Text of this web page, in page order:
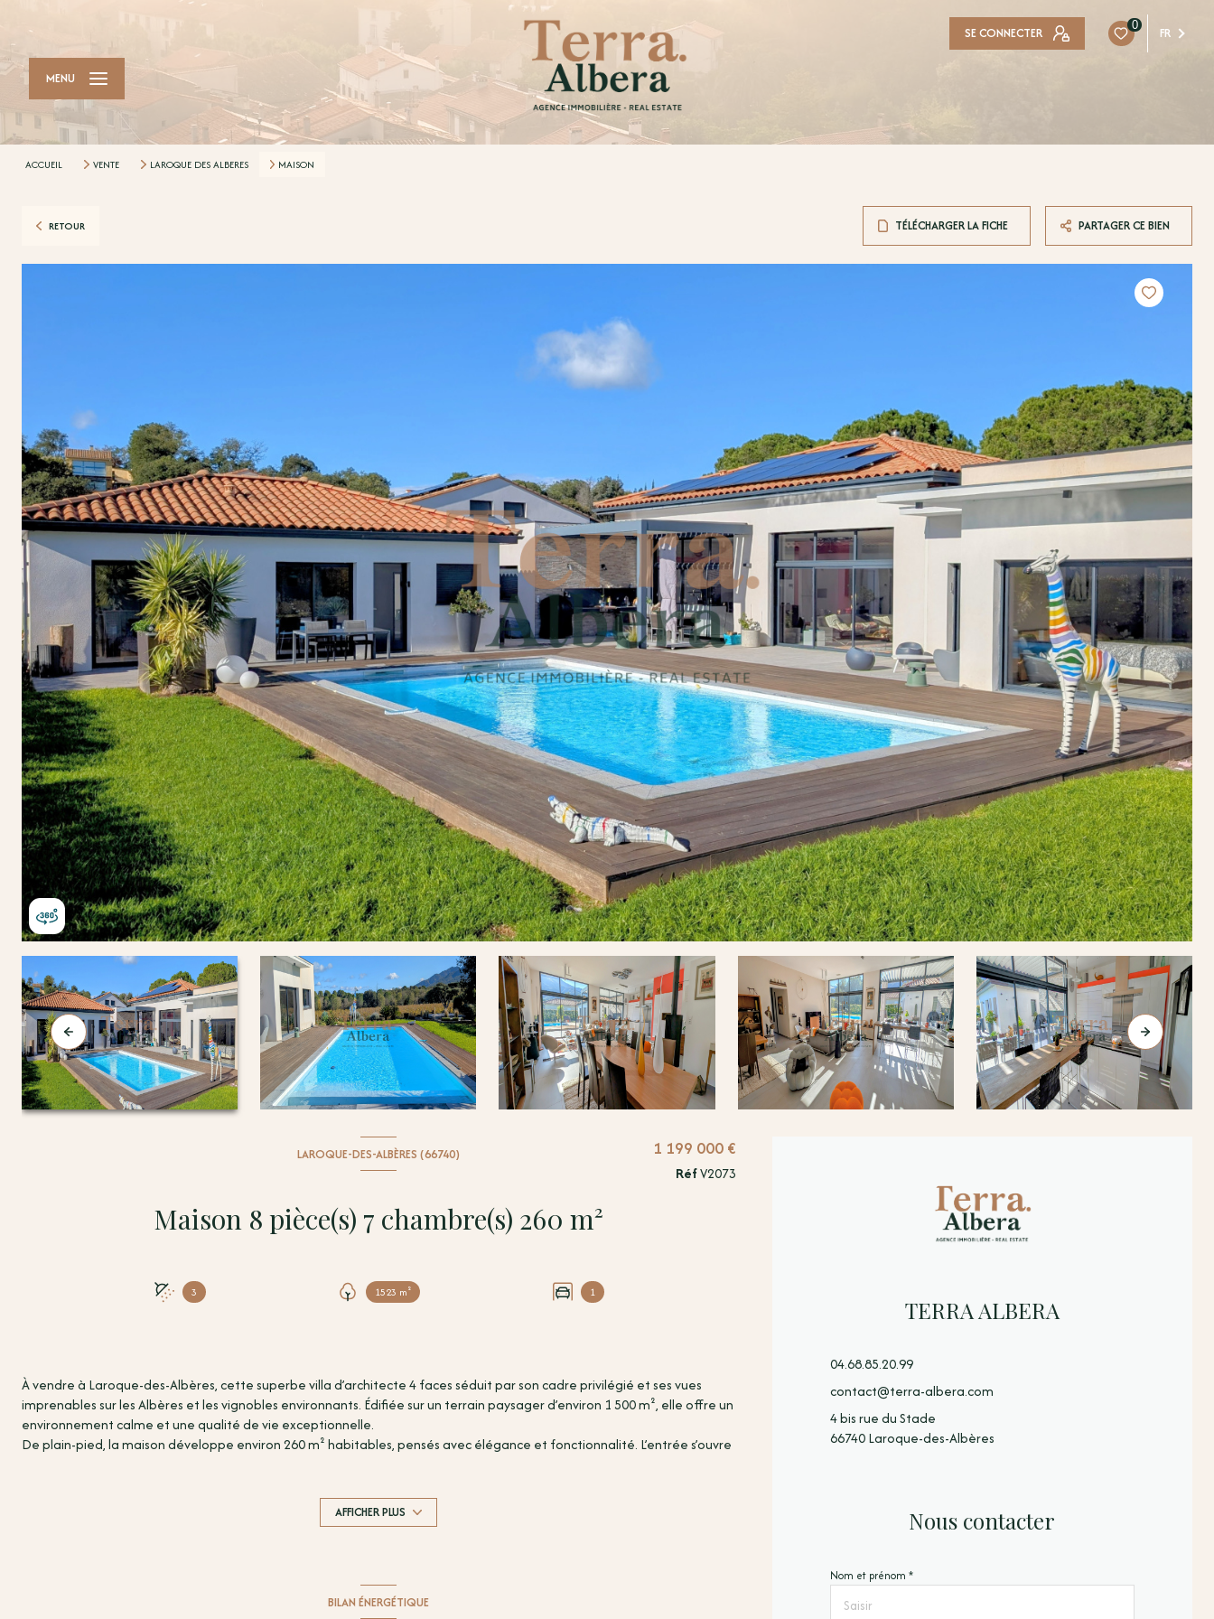
SE CONNECTER 0 FR
MENU
ACCUEIL VENTE LAROQUE DES ALBERES MAISON
RETOUR TÉLÉCHARGER LA FICHE PARTAGER CE BIEN
LAROQUE-DES-ALBÈRES (66740)
Maison 8 pièce(s) 7 chambre(s) 260 m²
3 1523 m² 1
1 199 000 €
RéfV2073
À vendre à Laroque-des-Albères, cette superbe villa d’architecte 4 faces séduit par son cadre privilégié et ses vues
imprenables sur les Albères et les vignobles environnants. Édifiée sur un terrain paysager d’environ 1 500 m², elle offre un
environnement calme et une qualité de vie exceptionnelle.
De plain-pied, la maison développe environ 260 m² habitables, pensés avec élégance et fonctionnalité. L’entrée s’ouvre
chambres, plus une magnifique suite parentale avec salle d’eau et dressing.
Une dépendance attenante vient compléter l’ensemble. Elle propose un espace indépendant avec trois chambres
À l’extérieur, le jardin soigneusement aménagé offre plusieurs terrasses, une piscine et une cuisine d’été, permettant de
profiter pleinement du climat et du cadre naturel des Albères. Aucun travaux n’est à prévoir, la propriété est prête à
AFFICHER PLUS
BILAN ÉNERGÉTIQUE
TERRA ALBERA
04.68.85.20.99
contact@terra-albera.com
4 bis rue du Stade
66740 Laroque-des-Albères
Nous contacter
Nom et prénom *